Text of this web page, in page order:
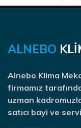
ALNEBO
Alnebo Klima
firmamız
uzman
satıcı bayi ve